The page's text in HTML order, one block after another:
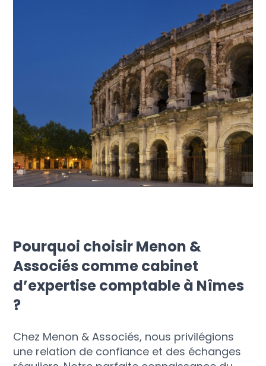
Pourquoi choisir Menon &
Associés comme cabinet
d’expertise comptable à Nîmes
?
Chez Menon & Associés, nous privilégions
une relation de confiance et des échanges